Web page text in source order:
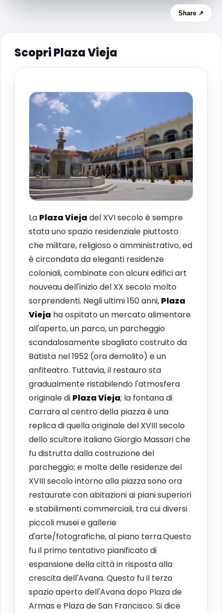
Share ↗
Scopri Plaza Vieja
La Plaza Vieja del XVI secolo è sempre
stata uno spazio residenziale piuttosto
che militare, religioso o amministrativo, ed
è circondata da eleganti residenze
coloniali, combinate con alcuni edifici art
nouveau dell'inizio del XX secolo molto
sorprendenti. Negli ultimi 150 anni, Plaza
Vieja ha ospitato un mercato alimentare
all'aperto, un parco, un parcheggio
scandalosamente sbagliato costruito da
Batista nel 1952 (ora demolito) e un
anfiteatro. Tuttavia, il restauro sta
gradualmente ristabilendo l'atmosfera
originale di Plaza Vieja; la fontana di
Carrara al centro della piazza è una
replica di quella originale del XVIII secolo
dello scultore italiano Giorgio Massari che
fu distrutta dalla costruzione del
parcheggio; e molte delle residenze del
XVIII secolo intorno alla piazza sono ora
restaurate con abitazioni ai piani superiori
e stabilimenti commerciali, tra cui diversi
piccoli musei e gallerie
d'arte/fotografiche, al piano terra.Questo
fu il primo tentativo pianificato di
espansione della città in risposta alla
crescita dell'Avana. Questo fu il terzo
spazio aperto dell'Avana dopo Plaza de
Armas e Plaza de San Francisco. Si dice